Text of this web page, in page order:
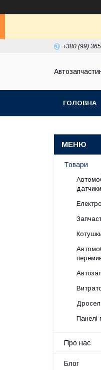
+380 (99)
ГОЛОВНА
Товари
датчики
Панелі
Про нас
Блог